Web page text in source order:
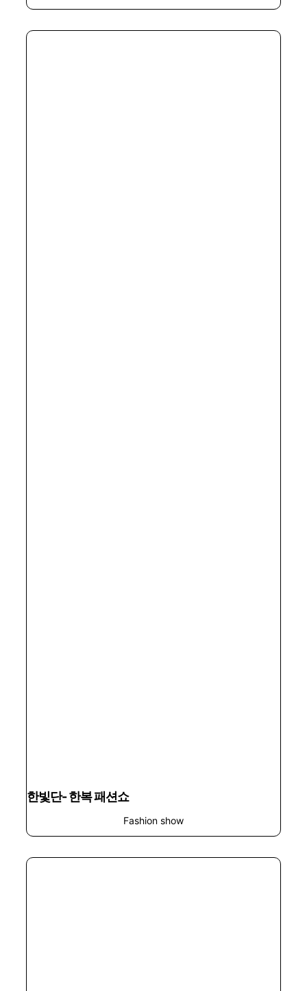
한빛단- 한복 패션쇼
Fashion show